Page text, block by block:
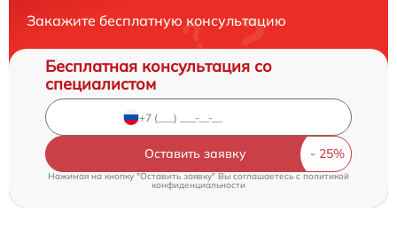
Закажите бесплатную консультацию
Бесплатная консультация со
специалистом
Оставить заявку
Нажимая на кнопку "Оставить заявку" Вы соглашаетесь c политикой
конфиденциальности